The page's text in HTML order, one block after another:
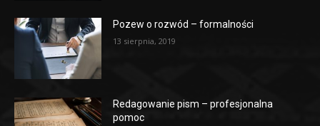
Pozew o rozwód – formalności
13 sierpnia, 2019
Redagowanie pism – profesjonalna
pomoc